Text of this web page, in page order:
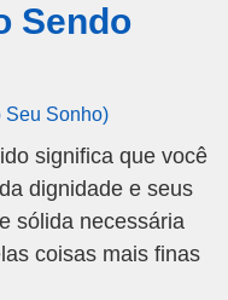
Sendo
Seu Sonho)
significa que você
dignidade e seus
sólida necessária
coisas mais finas